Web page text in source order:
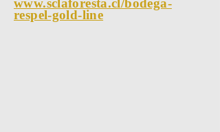
www.sclaforesta.cl/bodega-
respel-gold-line